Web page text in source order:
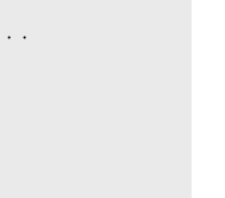
・